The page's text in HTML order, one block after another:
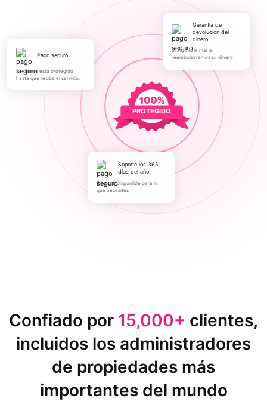
PROTEGIDO
pago seguro
Su dinero está protegido
hasta que reciba el servicio.
Garantía de
devolución del
dinero
Si algo sale mal le
reembolsaremos su dinero
Soporte los 365
días del año
Siempre disponible para lo
que necesites
Confiado por 15,000+ clientes,
incluidos los administradores
de propiedades más
importantes del mundo